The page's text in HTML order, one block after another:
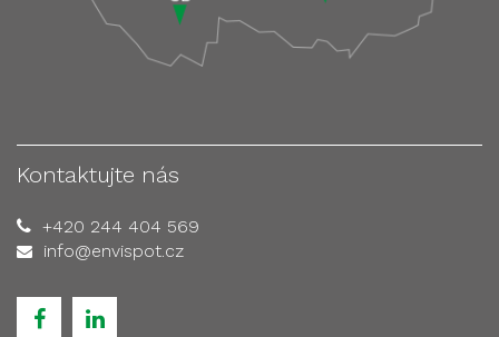
Kontaktujte nás
+420 244 404 569
info@envispot.cz